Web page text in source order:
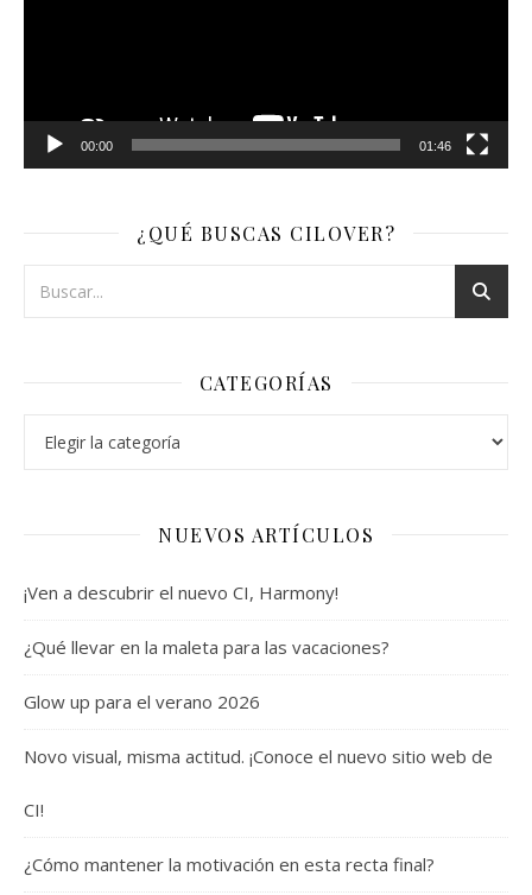
00:00 01:46
¿QUÉ BUSCAS CILOVER?
CATEGORÍAS
NUEVOS ARTÍCULOS
¡Ven a descubrir el nuevo CI, Harmony!
¿Qué llevar en la maleta para las vacaciones?
Glow up para el verano 2026
Novo visual, misma actitud. ¡Conoce el nuevo sitio web de
CI!
¿Cómo mantener la motivación en esta recta final?